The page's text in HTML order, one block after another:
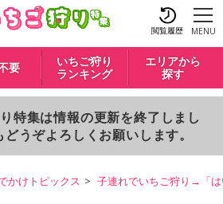
閲覧履歴 MENU
要
いちご狩り
ランキング
エリアから
探す
特集は情報の更新を終了しまし
うぞよろしくお願いします。
かけトピックス 子連れでいちご狩り→「は